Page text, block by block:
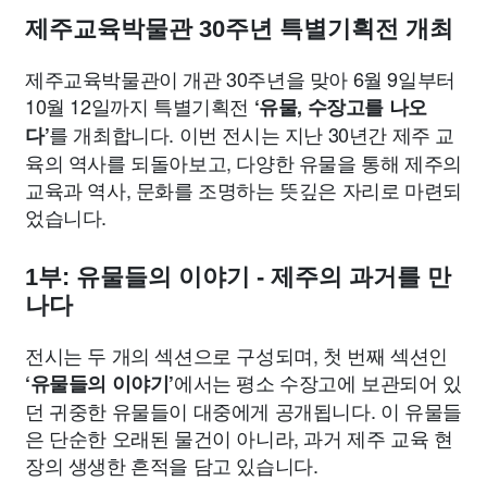
제주교육박물관 30주년 특별기획전 개최
제주교육박물관이 개관 30주년을 맞아 6월 9일부터
10월 12일까지 특별기획전 ‘유물, 수장고를 나오
다’를 개최합니다. 이번 전시는 지난 30년간 제주 교
육의 역사를 되돌아보고, 다양한 유물을 통해 제주의
교육과 역사, 문화를 조명하는 뜻깊은 자리로 마련되
었습니다.
1부: 유물들의 이야기 - 제주의 과거를 만
나다
전시는 두 개의 섹션으로 구성되며, 첫 번째 섹션인
‘유물들의 이야기’에서는 평소 수장고에 보관되어 있
던 귀중한 유물들이 대중에게 공개됩니다. 이 유물들
은 단순한 오래된 물건이 아니라, 과거 제주 교육 현
장의 생생한 흔적을 담고 있습니다.